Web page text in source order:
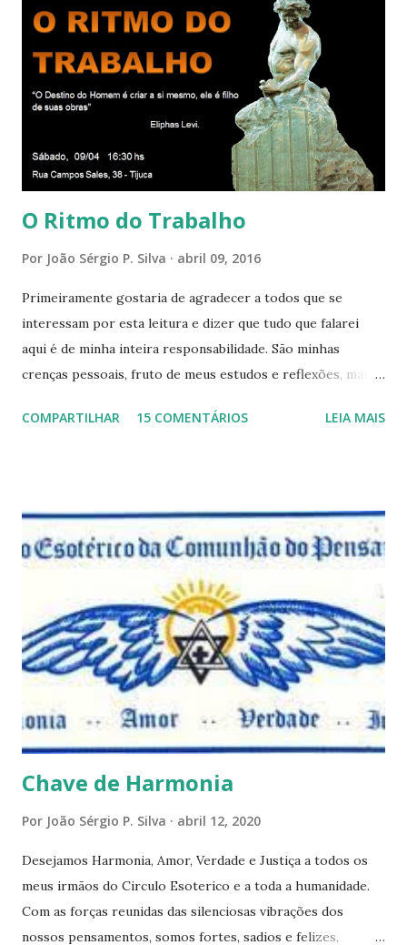
círculo cada vez maior de Paz e Harmonia. CONSAGRAÇÃO
DO APOSENTO Dentro do Círculo Infinito da Divina
Presença que me envolve inteiramente Afirmo: Há uma só
presença aqui: é a presença da Harmonia, que faz vibrar
todos os corações de Felicidade e Alegria. Quem quer que
aqui entre, sentirá as vibrações da Divina Harmonia. Há uma
só presença aqui: é a...
O Ritmo do Trabalho
Por João Sérgio P. Silva abril 09, 2016
Primeiramente gostaria de agradecer a todos que se
interessam por esta leitura e dizer que tudo que falarei
aqui é de minha inteira responsabilidade. São minhas
crenças pessoais, fruto de meus estudos e reflexões, mas
porque nem mesmo eu as tenho desta forma. Eu vos
e talvez contraditória a sua própria visão. Durante todo
este mês estaremos debatendo este tema e gostaríamos de
convida-lo a deixar seus comentários e reflexões no final
do texto clicando em novo comentário e acompanhar as
respostas e sugestões dos demais. Não estranhem o fato
de que teremos mais perguntas do que respostas, mais
reflexões do que formulações prontas, pois as perguntas
parecem contribuir mais para o aprendizado do que as
afirmações. Quem de nós pode de fato afirmar alguma coi...
COMPARTILHAR 15 COMENTÁRIOS LEIA MAIS
Chave de Harmonia
Por João Sérgio P. Silva abril 12, 2020
Desejamos Harmonia, Amor, Verdade e Justiça a todos os
meus irmãos do Circulo Esoterico e a toda a humanidade.
Com as forças reunidas das silenciosas vibrações dos
nossos pensamentos, somos fortes, sadios e felizes,